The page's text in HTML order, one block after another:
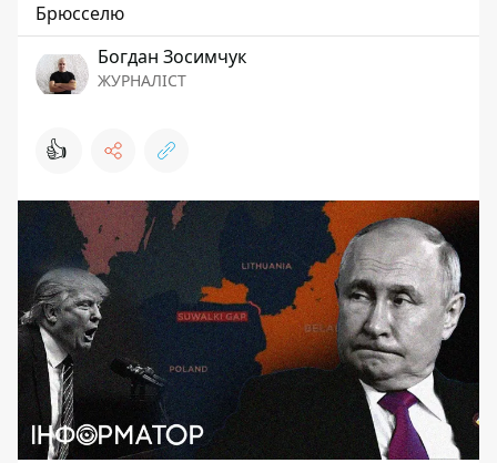
Брюсселю
Богдан Зосимчук
ЖУРНАЛІСТ
👍